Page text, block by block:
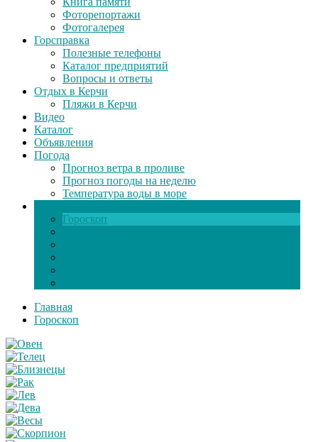
Фоторепортажи
Фотогалерея
Горсправка
Полезные телефоны
Каталог предприятий
Вопросы и ответы
Отдых в Керчи
Пляжи в Керчи
Видео
Каталог
Объявления
Погода
Прогноз ветра в проливе
Прогноз погоды на неделю
Температура воды в море
Гороскоп
Главная
Гороскоп